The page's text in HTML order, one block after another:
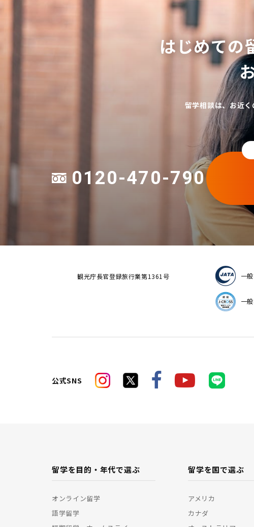
はじめての
留学相談は、お近
0120-470-790
観光庁長官登録旅行業第1361号 一
一
公式SNS
留学を目的・年代で選ぶ
オンライン留学
語学留学
留学を国で選ぶ
アメリカ
カナダ